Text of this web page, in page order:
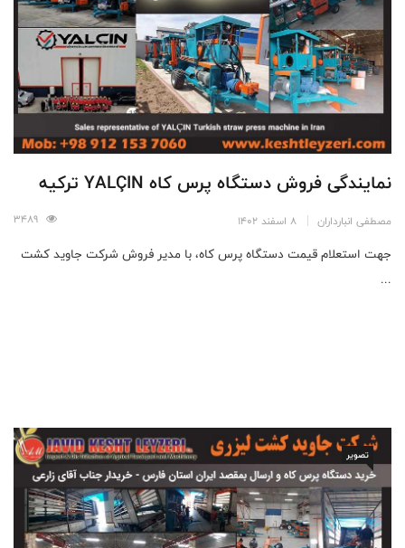
نمایندگی فروش دستگاه پرس کاه YALÇIN ترکیه
مصطفی انبارداران 8 اسفند 1402
جهت استعلام قیمت دستگاه پرس کاه، با مدیر فروش شرکت جاوید کشت
...
تصویر